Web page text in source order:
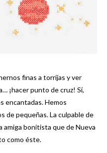
finas a torrijas y ver
¡hacer punto de cruz! Sí,
encantadas. Hemos
de pequeñas. La culpable de
bonitista que de Nueva
como éste.